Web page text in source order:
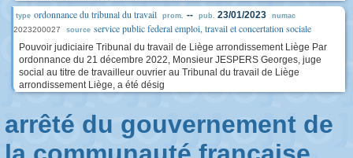
type ordonnance du tribunal du travail prom. -- pub. 23/01/2023 numac
2023200027 source service public federal emploi, travail et concertation sociale
Pouvoir judiciaire Tribunal du travail de Liège arrondissement Liège Par
ordonnance du 21 décembre 2022, Monsieur JESPERS Georges, juge
social au titre de travailleur ouvrier au Tribunal du travail de Liège
arrondissement Liège, a été désig
arrêté du gouvernement de